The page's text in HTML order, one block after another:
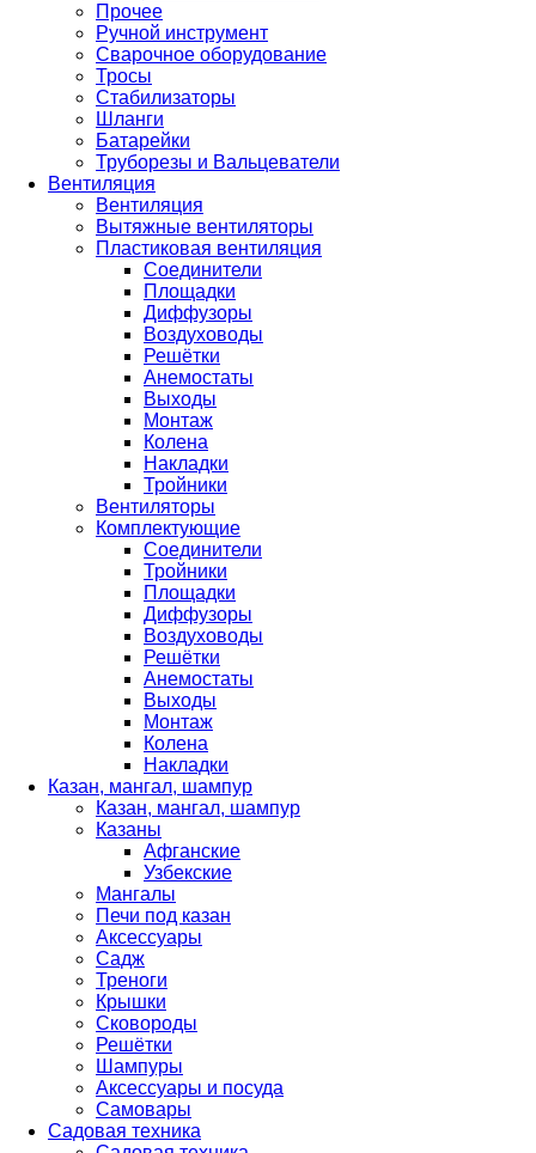
Прочее
Ручной инструмент
Сварочное оборудование
Тросы
Стабилизаторы
Шланги
Батарейки
Труборезы и Вальцеватели
Вентиляция
Вентиляция
Вытяжные вентиляторы
Пластиковая вентиляция
Соединители
Площадки
Диффузоры
Воздуховоды
Решётки
Анемостаты
Выходы
Монтаж
Колена
Накладки
Тройники
Вентиляторы
Комплектующие
Соединители
Тройники
Площадки
Диффузоры
Воздуховоды
Решётки
Анемостаты
Выходы
Монтаж
Колена
Накладки
Казан, мангал, шампур
Казан, мангал, шампур
Казаны
Афганские
Узбекские
Мангалы
Печи под казан
Аксессуары
Садж
Треноги
Крышки
Сковороды
Решётки
Шампуры
Аксессуары и посуда
Самовары
Садовая техника